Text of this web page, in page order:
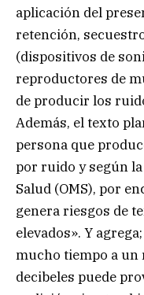
aplicación del
retención,
(dispositivos de
reproductores de
de producir los
Además, el texto
persona que
por ruido y según
Salud (OMS), por
genera riesgos de
elevados». Y
mucho tiempo a
decibeles puede